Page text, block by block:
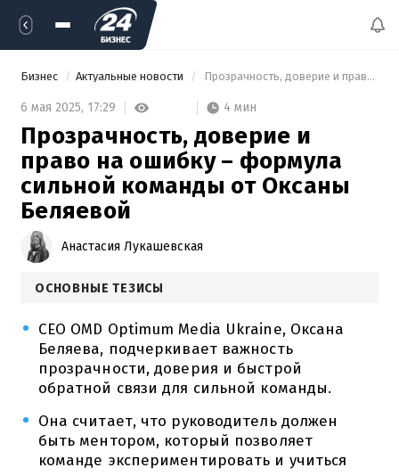
Бизнес Актуальные новости Прозрачность, доверие и право на ошибку – формула сильной команды от Оксаны Беляевой
6 мая 2025, 17:29 4 мин
Прозрачность, доверие и
право на ошибку – формула
сильной команды от Оксаны
Беляевой
Анастасия Лукашевская
ОСНОВНЫЕ ТЕЗИСЫ
CEO OMD Optimum Media Ukraine, Оксана
Беляева, подчеркивает важность
прозрачности, доверия и быстрой
обратной связи для сильной команды.
Она считает, что руководитель должен
быть ментором, который позволяет
команде экспериментировать и учиться